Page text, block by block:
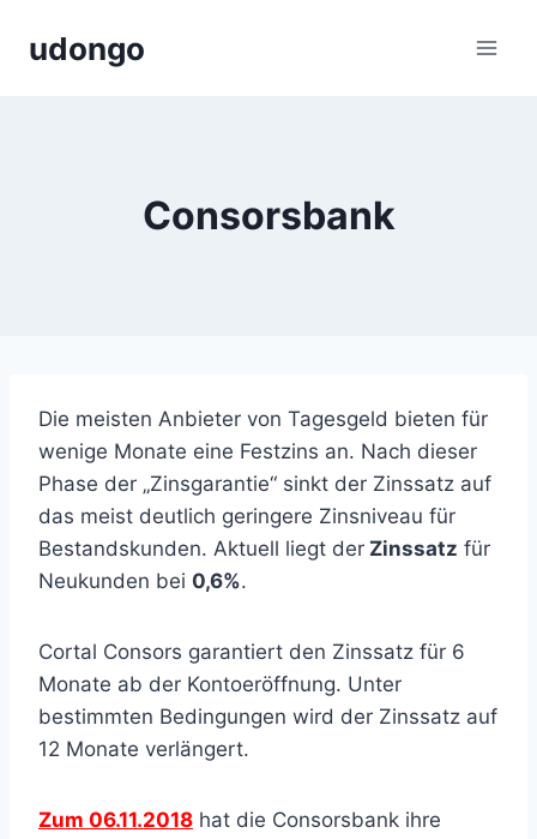
Inhaltudongo
Consorsbank
Die meisten Anbieter von Tagesgeld bieten für
wenige Monate eine Festzins an. Nach dieser
Phase der „Zinsgarantie“ sinkt der Zinssatz auf
das meist deutlich geringere Zinsniveau für
Bestandskunden. Aktuell liegt der Zinssatz für
Neukunden bei 0,6%.
Cortal Consors garantiert den Zinssatz für 6
Monate ab der Kontoeröffnung. Unter
bestimmten Bedingungen wird der Zinssatz auf
12 Monate verlängert.
Zum 06.11.2018 hat die Consorsbank ihre